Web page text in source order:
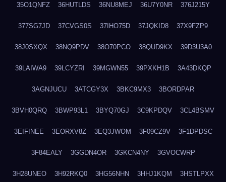
35O1QNFZ 36HUTLDS 36NU8MEJ 36U7Y0NR 376J215Y
377SG7JD 37CVGS0S 37IHO75D 37JQKID8 37X9FZP9
38J0SXQX 38NQ9PDV 38O70PCO 38QUD9KX 39D3U3A0
39LAIWA9 39LCYZRI 39MGWN55 39PXKH1B 3A43DKQP
3AGNJUCU 3ATCGY3X 3BKC9MX3 3BORDPAR
3BVH0QRQ 3BWP93L1 3BYQ70GJ 3C9KPDQV 3CL4BSMV
3EIFINEE 3EORXV8Z 3EQ3JWOM 3F09CZ9V 3F1DPDSC
3F84EALY 3GGDN4OR 3GKCN4NY 3GVOCWRP
3H28UNEO 3H92RKQ0 3HG56NHN 3HHJ1KQM 3HSTLPXX